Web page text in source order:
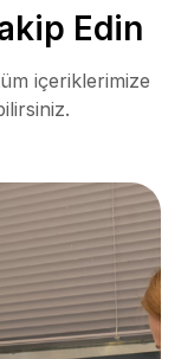
Edin
içeriklerimize